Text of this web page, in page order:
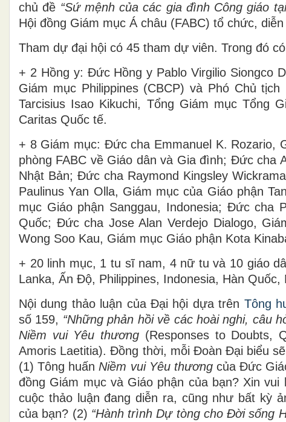
chủ đề “Sứ mệnh của các gia đình Công giáo
Hội đồng Giám mục Á châu (FABC) tổ chức,
Tham dự đại hội có 45 tham dự viên. Trong đó
+ 2 Hồng y: Đức Hồng y Pablo Virgilio Siongco
Giám mục Philippines (CBCP) và Phó Chủ
Tarcisius Isao Kikuchi, Tổng Giám mục Tổng
Caritas Quốc tế.
+ 8 Giám mục: Đức cha Emmanuel K. Rozario,
phòng FABC về Giáo dân và Gia đình; Đức cha
Nhật Bản; Đức cha Raymond Kingsley
Paulinus Yan Olla, Giám mục của Giáo phận
mục Giáo phận Sanggau, Indonesia; Đức cha
Quốc; Đức cha Jose Alan Verdejo Dialogo,
Wong Soo Kau, Giám mục Giáo phận Kota
+ 20 linh mục, 1 tu sĩ nam, 4 nữ tu và 10 giáo
Lanka, Ấn Độ, Philippines, Indonesia, Hàn
Nội dung thảo luận của Đại hội dựa trên Tông
số 159, “Những phản hồi về các hoài nghi, câu
Niềm vui Yêu thương (Responses to Doubts,
Amoris Laetitia). Đồng thời, mỗi Đoàn Đại biểu
(1) Tông huấn Niềm vui Yêu thươngcủa Đức
đồng Giám mục và Giáo phận của bạn? Xin
cuộc thảo luận đang diễn ra, cũng như bất kỳ
của bạn? (2) “Hành trình Dự tòng cho Đời sống